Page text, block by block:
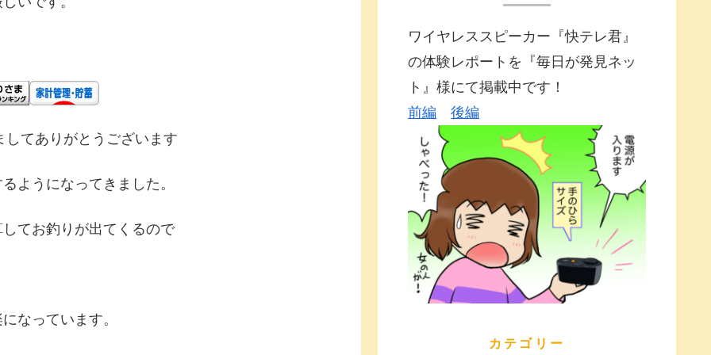
してありがとうございます
ようになってきました。
てお釣りが出てくるので
なっています。
ワイヤレススピーカー『快テレ君』
の体験レポートを『毎日が発見ネッ
ト』様にて掲載中です！
前編
後編
カテゴリー